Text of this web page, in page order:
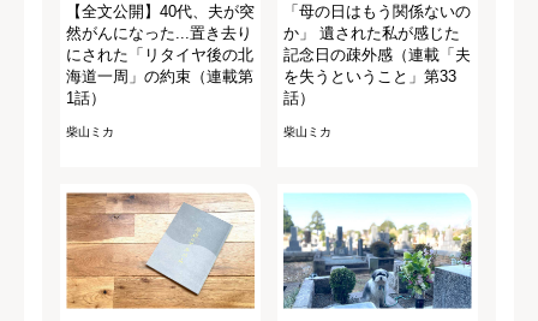
【全文公開】40代、夫が突
然がんになった...置き去り
にされた「リタイヤ後の北
海道一周」の約束（連載第
1話）
柴山ミカ
「母の日はもう関係ないの
か」 遺された私が感じた
記念日の疎外感（連載「夫
を失うということ」第33
話）
柴山ミカ